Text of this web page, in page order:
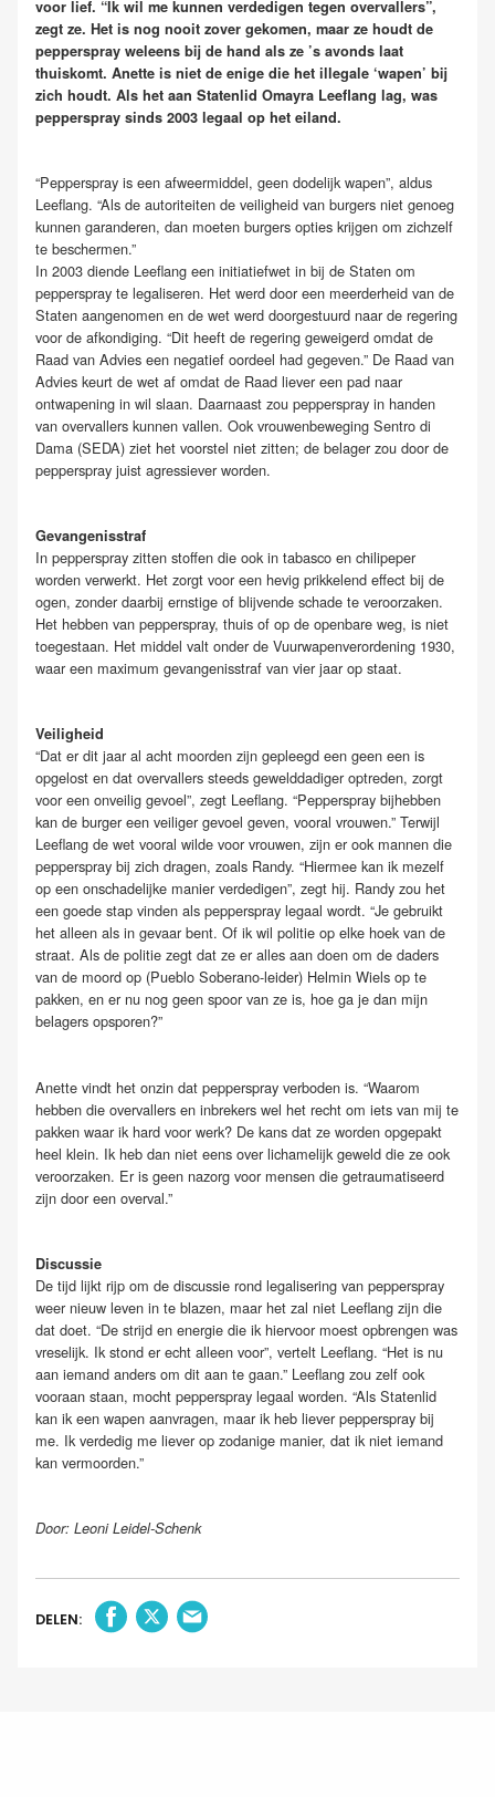
voor lief. “Ik wil me kunnen verdedigen tegen overvallers”,
zegt ze. Het is nog nooit zover gekomen, maar ze houdt de
pepperspray weleens bij de hand als ze ’s avonds laat
thuiskomt. Anette is niet de enige die het illegale ‘wapen’ bij
zich houdt. Als het aan Statenlid Omayra Leeflang lag, was
pepperspray sinds 2003 legaal op het eiland.
“Pepperspray is een afweermiddel, geen dodelijk wapen”, aldus
Leeflang. “Als de autoriteiten de veiligheid van burgers niet genoeg
kunnen garanderen, dan moeten burgers opties krijgen om zichzelf
te beschermen.”
In 2003 diende Leeflang een initiatiefwet in bij de Staten om
pepperspray te legaliseren. Het werd door een meerderheid van de
Staten aangenomen en de wet werd doorgestuurd naar de regering
voor de afkondiging. “Dit heeft de regering geweigerd omdat de
Raad van Advies een negatief oordeel had gegeven.” De Raad van
Advies keurt de wet af omdat de Raad liever een pad naar
ontwapening in wil slaan. Daarnaast zou pepperspray in handen
van overvallers kunnen vallen. Ook vrouwenbeweging Sentro di
Dama (SEDA) ziet het voorstel niet zitten; de belager zou door de
pepperspray juist agressiever worden.
Gevangenisstraf
In pepperspray zitten stoffen die ook in tabasco en chilipeper
worden verwerkt. Het zorgt voor een hevig prikkelend effect bij de
ogen, zonder daarbij ernstige of blijvende schade te veroorzaken.
Het hebben van pepperspray, thuis of op de openbare weg, is niet
toegestaan. Het middel valt onder de Vuurwapenverordening 1930,
waar een maximum gevangenisstraf van vier jaar op staat.
Veiligheid
“Dat er dit jaar al acht moorden zijn gepleegd een geen een is
opgelost en dat overvallers steeds gewelddadiger optreden, zorgt
voor een onveilig gevoel”, zegt Leeflang. “Pepperspray bijhebben
kan de burger een veiliger gevoel geven, vooral vrouwen.” Terwijl
Leeflang de wet vooral wilde voor vrouwen, zijn er ook mannen die
pepperspray bij zich dragen, zoals Randy. “Hiermee kan ik mezelf
op een onschadelijke manier verdedigen”, zegt hij. Randy zou het
een goede stap vinden als pepperspray legaal wordt. “Je gebruikt
het alleen als in gevaar bent. Of ik wil politie op elke hoek van de
straat. Als de politie zegt dat ze er alles aan doen om de daders
van de moord op (Pueblo Soberano-leider) Helmin Wiels op te
pakken, en er nu nog geen spoor van ze is, hoe ga je dan mijn
belagers opsporen?”
Anette vindt het onzin dat pepperspray verboden is. “Waarom
hebben die overvallers en inbrekers wel het recht om iets van mij te
pakken waar ik hard voor werk? De kans dat ze worden opgepakt
heel klein. Ik heb dan niet eens over lichamelijk geweld die ze ook
veroorzaken. Er is geen nazorg voor mensen die getraumatiseerd
zijn door een overval.”
Discussie
De tijd lijkt rijp om de discussie rond legalisering van pepperspray
weer nieuw leven in te blazen, maar het zal niet Leeflang zijn die
dat doet. “De strijd en energie die ik hiervoor moest opbrengen was
vreselijk. Ik stond er echt alleen voor”, vertelt Leeflang. “Het is nu
aan iemand anders om dit aan te gaan.” Leeflang zou zelf ook
vooraan staan, mocht pepperspray legaal worden. “Als Statenlid
kan ik een wapen aanvragen, maar ik heb liever pepperspray bij
me. Ik verdedig me liever op zodanige manier, dat ik niet iemand
kan vermoorden.”
Door: Leoni Leidel-Schenk
DELEN: